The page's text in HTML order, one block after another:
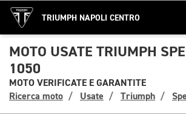
TRIUMPH NAPOLI CENTRO
MOTO USATE TRIUMPH
1050
MOTO VERIFICATE E GARANTITE
Ricerca moto
Usate Triumph